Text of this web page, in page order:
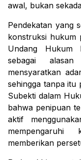
awal, bukan
Pendekatan yang
konstruksi hukum
Undang Hukum
sebagai
mensyaratkan
sehingga tanpa itu
Subekti dalam
bahwa penipuan
aktif
memberikan